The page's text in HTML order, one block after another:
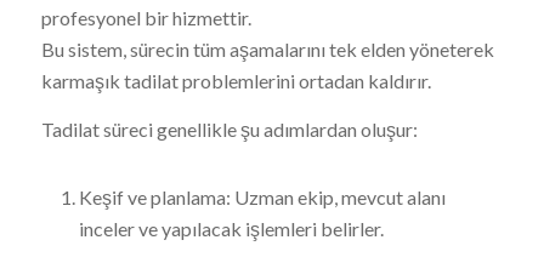
profesyonel bir hizmettir.
Bu sistem, sürecin tüm aşamalarını tek elden yöneterek
karmaşık tadilat problemlerini ortadan kaldırır.
Tadilat süreci genellikle şu adımlardan oluşur:
Keşif ve planlama: Uzman ekip, mevcut alanı
inceler ve yapılacak işlemleri belirler.